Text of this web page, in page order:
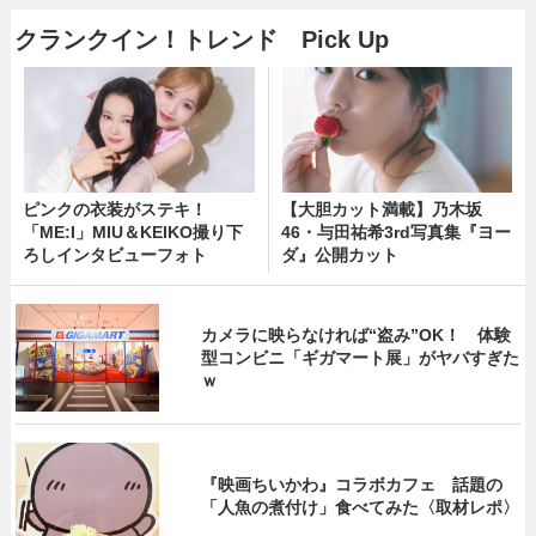
クランクイン！トレンド Pick Up
ピンクの衣装がステキ！
「ME:I」MIU＆KEIKO撮り下
ろしインタビューフォト
【大胆カット満載】乃木坂
46・与田祐希3rd写真集『ヨー
ダ』公開カット
カメラに映らなければ“盗み”OK！ 体験
型コンビニ「ギガマート展」がヤバすぎた
ｗ
『映画ちいかわ』コラボカフェ 話題の
「人魚の煮付け」食べてみた〈取材レポ〉